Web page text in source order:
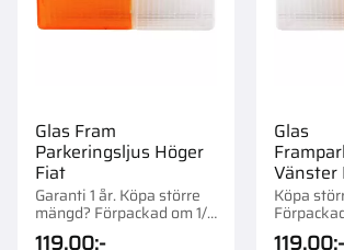
Glas Fram
Parkeringsljus Höger
Fiat
Garanti 1 år. Köpa större
mängd? Förpackad om 1/5
st.
119,00:-
Glas
Vänster
Köpa
119,00:-